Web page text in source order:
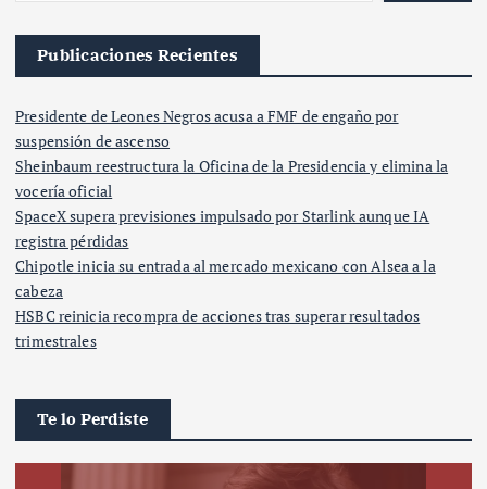
Publicaciones Recientes
Presidente de Leones Negros acusa a FMF de engaño por
suspensión de ascenso
Sheinbaum reestructura la Oficina de la Presidencia y elimina la
vocería oficial
SpaceX supera previsiones impulsado por Starlink aunque IA
registra pérdidas
Chipotle inicia su entrada al mercado mexicano con Alsea a la
cabeza
HSBC reinicia recompra de acciones tras superar resultados
trimestrales
Te lo Perdiste